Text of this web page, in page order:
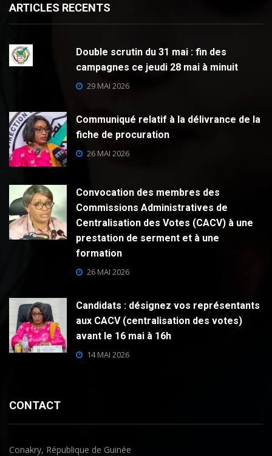
ARTICLES RECENTS
Double scrutin du 31 mai : fin des
campagnes ce jeudi 28 mai à minuit
29 MAI 2026
Communiqué relatif à la délivrance de la
fiche de procuration
26 MAI 2026
Convocation des membres des
Commissions Administratives de
Centralisation des Votes (CACV) à une
prestation de serment et à une
formation
26 MAI 2026
Candidats : désignez vos représentants
aux CACV (centralisation des votes)
avant le 16 mai à 16h
14 MAI 2026
CONTACT
Conakry, République de Guinée